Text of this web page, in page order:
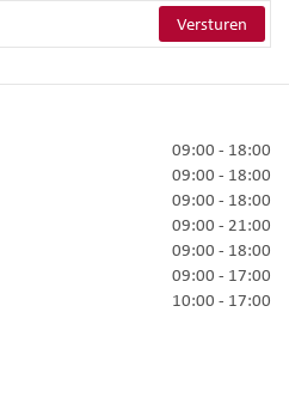
09:00 - 18:00
09:00 - 18:00
09:00 - 18:00
09:00 - 21:00
09:00 - 18:00
09:00 - 17:00
10:00 - 17:00